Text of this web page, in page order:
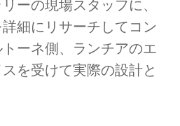
ーの現場スタッフに、
細にリサーチしてコン
ーネ側、ランチアのエ
を受けて実際の設計と